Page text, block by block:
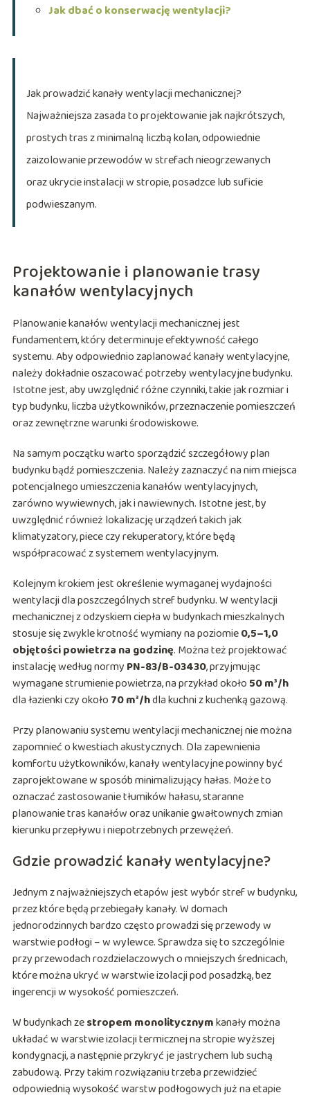
Jak dbać o konserwację wentylacji?
Jak prowadzić kanały wentylacji mechanicznej?
Najważniejsza zasada to projektowanie jak najkrótszych,
prostych tras z minimalną liczbą kolan, odpowiednie
zaizolowanie przewodów w strefach nieogrzewanych
oraz ukrycie instalacji w stropie, posadzce lub suficie
podwieszanym.
Projektowanie i planowanie trasy
kanałów wentylacyjnych
Planowanie kanałów wentylacji mechanicznej jest
fundamentem, który determinuje efektywność całego
systemu. Aby odpowiednio zaplanować kanały wentylacyjne,
należy dokładnie oszacować potrzeby wentylacyjne budynku.
Istotne jest, aby uwzględnić różne czynniki, takie jak rozmiar i
typ budynku, liczba użytkowników, przeznaczenie pomieszczeń
oraz zewnętrzne warunki środowiskowe.
Na samym początku warto sporządzić szczegółowy plan
budynku bądź pomieszczenia. Należy zaznaczyć na nim miejsca
potencjalnego umieszczenia kanałów wentylacyjnych,
zarówno wywiewnych, jak i nawiewnych. Istotne jest, by
uwzględnić również lokalizację urządzeń takich jak
klimatyzatory, piece czy rekuperatory, które będą
współpracować z systemem wentylacyjnym.
Kolejnym krokiem jest określenie wymaganej wydajności
wentylacji dla poszczególnych stref budynku. W wentylacji
mechanicznej z odzyskiem ciepła w budynkach mieszkalnych
stosuje się zwykle krotność wymiany na poziomie0,5–1,0
objętości powietrza na godzinę. Można też projektować
instalację według normy PN-83/B-03430, przyjmując
wymagane strumienie powietrza, na przykład około 50 m³/h
dla łazienki czy około 70 m³/hdla kuchni z kuchenką gazową.
Przy planowaniu systemu wentylacji mechanicznej nie można
zapomnieć o kwestiach akustycznych. Dla zapewnienia
komfortu użytkowników, kanały wentylacyjne powinny być
zaprojektowane w sposób minimalizujący hałas. Może to
oznaczać zastosowanie tłumików hałasu, staranne
planowanie tras kanałów oraz unikanie gwałtownych zmian
kierunku przepływu i niepotrzebnych przewężeń.
Gdzie prowadzić kanały wentylacyjne?
Jednym z najważniejszych etapów jest wybór stref w budynku,
przez które będą przebiegały kanały. W domach
jednorodzinnych bardzo często prowadzi się przewody w
warstwie podłogi – w wylewce. Sprawdza się to szczególnie
przy przewodach rozdzielaczowych o mniejszych średnicach,
które można ukryć w warstwie izolacji pod posadzką, bez
ingerencji w wysokość pomieszczeń.
W budynkach zestropem monolitycznymkanały można
układać w warstwie izolacji termicznej na stropie wyższej
kondygnacji, a następnie przykryć je jastrychem lub suchą
zabudową. Przy takim rozwiązaniu trzeba przewidzieć
odpowiednią wysokość warstw podłogowych już na etapie